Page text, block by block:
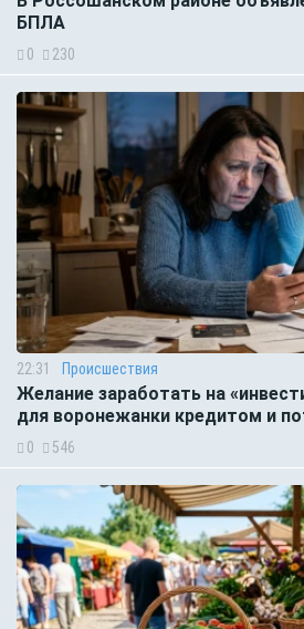
БПЛА
0 230
22:31 Происшествия
Желание заработать на
для воронежанки кредитом и
0 546